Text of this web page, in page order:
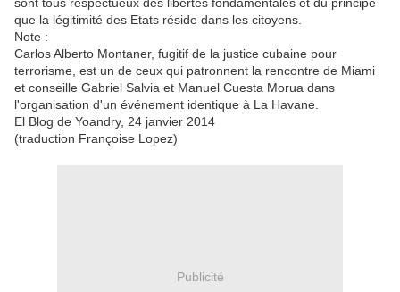
que la légitimité des Etats réside dans les citoyens.
Note :
Carlos Alberto Montaner, fugitif de la justice cubaine pour
terrorisme, est un de ceux qui patronnent la rencontre de Miami
et conseille Gabriel Salvia et Manuel Cuesta Morua dans
l'organisation d'un événement identique à La Havane.
El Blog de Yoandry, 24 janvier 2014
(traduction Françoise Lopez)
Publicité